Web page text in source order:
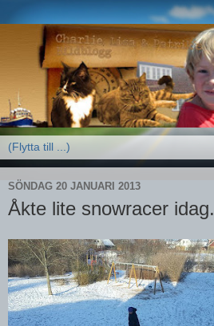
SÖNDAG 20 JANUARI 2013
Åkte lite snowracer idag.